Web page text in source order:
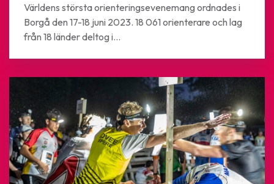
Världens största orienteringsevenemang ordnades i
Borgå den 17-18 juni 2023. 18 061 orienterare och lag
från 18 länder deltog i...